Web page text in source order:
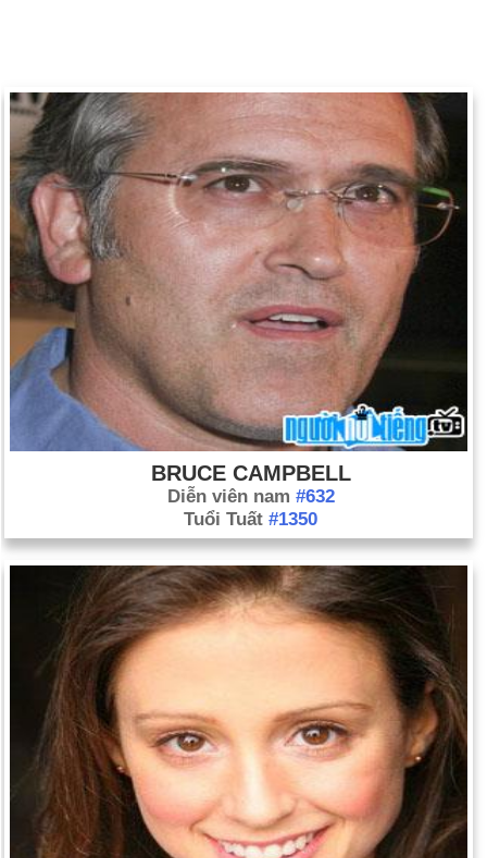
BRUCE CAMPBELL
Diễn viên nam #632
Tuổi Tuất #1350